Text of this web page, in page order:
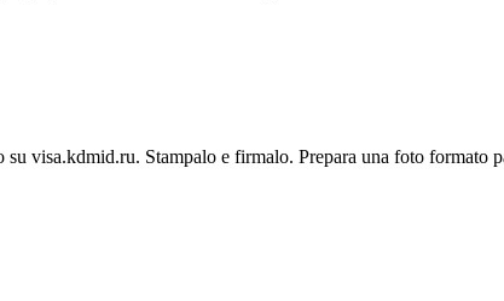
visa.kdmid.ru. Stampalo e firmalo. Prepara una foto formato